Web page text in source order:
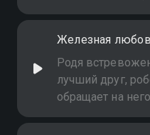
целью принес
Однако Роде,
было ужасно
папину музыку,
интереснее для
Железная
Родя
лучший друг,
обращает на
внимания!